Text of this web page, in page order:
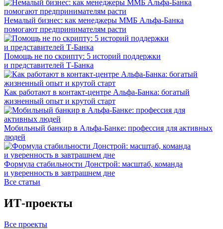
Немалый бизнес: как менеджеры ММБ Альфа-Банка
помогают предпринимателям расти
Помощь не по скрипту: 5 историй поддержки
и представителей Т-Банка
Как работают в контакт-центре Альфа-Банка: богатый
жизненный опыт и крутой старт
Мобильный банкир в Альфа-Банке: профессия для активных
людей
Формула стабильности Донстрой: масштаб, команда
и уверенность в завтрашнем дне
Все статьи
ИТ-проекты
Все проекты